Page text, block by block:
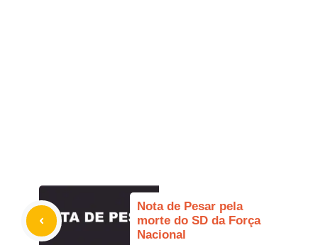
Nota de Pesar pela
morte do SD da Força
Nacional